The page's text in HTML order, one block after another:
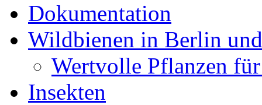
Dokumentation
Wildbienen in Berlin
Wertvolle Pflanzen
Insekten